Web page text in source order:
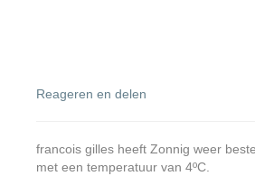
Reageren en delen
francois gilles heeft Zonnig weer
met een temperatuur van 4ºC.